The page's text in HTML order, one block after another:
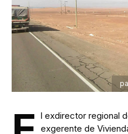
l exdirector regional
exgerente de